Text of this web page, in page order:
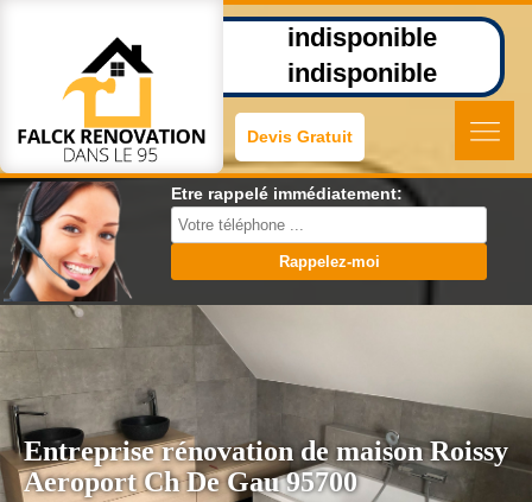
indisponible
indisponible
Devis Gratuit
Etre rappelé immédiatement:
Entreprise rénovation de maison Roissy
Aeroport Ch De Gau 95700